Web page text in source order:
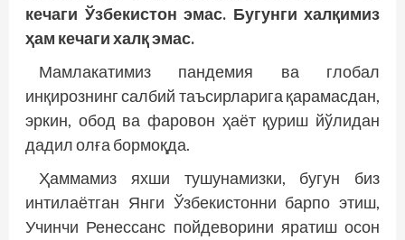
кечаги Ўзбекистон эмас. Бугунги халқимиз
ҳам кечаги халқ эмас.
Мамлакатимиз пандемия ва глобал
инқирознинг салбий таъсирларига қарамасдан,
эркин, обод ва фаровон ҳаёт қуриш йўлидан
дадил олға бормоқда.
Ҳаммамиз яхши тушунамизки, бугун биз
интилаётган Янги Ўзбекистонни барпо этиш,
Учинчи Ренессанс пойдеворини яратиш осон